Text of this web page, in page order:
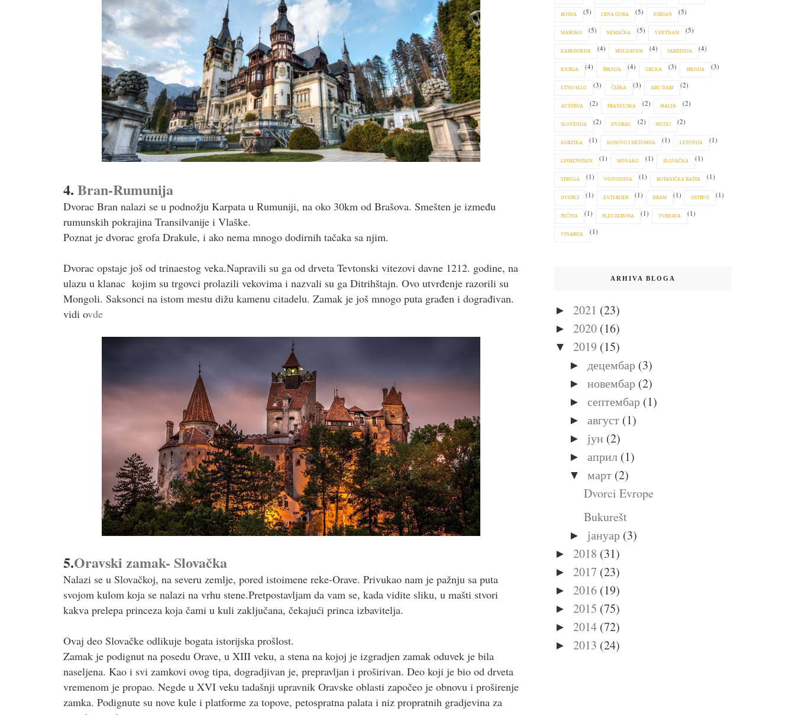
4. Bran-Rumunija
Dvorac Bran nalazi se u podnožju Karpata u Rumuniji, na oko 30km od Brašova. Smešten je između
rumunskih pokrajina Transilvanije i Vlaške.
Poznat je dvorac grofa Drakule, i ako nema mnogo dodirnih tačaka sa njim.
Dvorac opstaje još od trinaestog veka.Napravili su ga od drveta Tevtonski vitezovi davne 1212. godine, na
ulazu u klanac kojim su trgovci prolazili vekovima i nazvali su ga Ditrihštajn. Ovo utvrđenje razorili su
Mongoli. Saksonci na istom mestu dižu kamenu citadelu. Zamak je još mnogo puta građen i dograđivan.
vidi ovde
5.Oravski zamak- Slovačka
Nalazi se u Slovačkoj, na severu zemlje, pored istoimene reke-Orave. Privukao nam je pažnju sa puta
svojom kulom koja se nalazi na vrhu stene.Pretpostavljam da vam se, kada vidite sliku, u mašti stvori
kakva prelepa princeza koja čami u kuli zaključana, čekajući princa izbavitelja.
Ovaj deo Slovačke odlikuje bogata istorijska prošlost.
Zamak je podignut na posedu Orave, u XIII veku, a stena na kojoj je izgradjen zamak oduvek je bila
naseljena. Kao i svi zamkovi ovog tipa, dogradjivan je, prepravljan i proširivan. Deo koji je bio od drveta
vremenom je propao. Negde u XVI veku tadašnji upravnik Oravske oblasti započeo je obnovu i proširenje
zamka. Podignute su nove kule i platforme za topove, petospratna palata i niz propratnih gradjevina za
BOSNA (5) CRNA GORA (5) JORDAN (5)
MAROKO (5) NEMAČKA (5) VIJETNAM (5)
KAPADOKIJA (4) MOLDAVIJA (4) SARDINIJA (4)
KNJIGA (4) ŠPANIJA (4) GRCKA (3) SPANIJA (3)
ETNO SELO (3) ČEŠKA (3) ABU DABI (2)
AUSTRIJA (2) FRANCUSKA (2) MALTA (2)
SLOVENIJA (2) DVORAC (2) MUZEJ (2)
KORZIKA (1) KOSOVO I METOHIJA (1) LETONIJA (1)
LINHENSTAJN (1) MONAKO (1) SLOVAČKA (1)
STRUGA (1) VOJVODINA (1) BOTANIČKA BAŠTA (1)
DVORCI (1) ENTERIJER (1) HRAM (1) OSTRVO (1)
PEĆINA (1) PLES DERVISA (1) TVRĐAVA (1)
VINARIJA (1)
ARHIVA BLOGA
► 2021 (23)
► 2020 (16)
▼ 2019 (15)
► децембар (3)
► новембар (2)
► септембар (1)
► август (1)
► јун (2)
► април (1)
▼ март (2)
Dvorci Evrope
Bukurešt
► јануар (3)
► 2018 (31)
► 2017 (23)
► 2016 (19)
► 2015 (75)
► 2014 (72)
► 2013 (24)